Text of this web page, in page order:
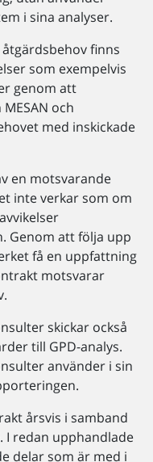
i sina analyser.
finns
som exempelvis
genom att
och
med inskickade
en motsvarande
inte verkar som om
Genom att följa upp
få en uppfattning
motsvarar
skickar också
till GPD-analys.
använder i sin
årsvis i samband
I redan upphandlade
delar som är med i